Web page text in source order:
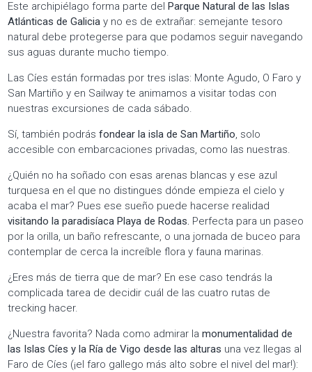
Este archipiélago forma parte delParque Natural de las Islas
Atlánticas de Galicia y no es de extrañar: semejante tesoro
natural debe protegerse para que podamos seguir navegando
sus aguas durante mucho tiempo.
Las Cíes están formadas por tres islas: Monte Agudo, O Faro y
San Martiño y en Sailway te animamos a visitar todas con
nuestras excursiones de cada sábado.
Sí, también podrásfondear la isla de San Martiño, solo
accesible con embarcaciones privadas, como las nuestras.
¿Quién no ha soñado con esas arenas blancas y ese azul
turquesa en el que no distingues dónde empieza el cielo y
acaba el mar? Pues ese sueño puede hacerse realidad
visitando la paradisíaca Playa de Rodas. Perfecta para un paseo
por la orilla, un baño refrescante, o una jornada de buceo para
contemplar de cerca la increíble flora y fauna marinas.
¿Eres más de tierra que de mar? En ese caso tendrás la
complicada tarea de decidir cuál de las cuatro rutas de
trecking hacer.
¿Nuestra favorita? Nada como admirar lamonumentalidad de
las Islas Cíes y la Ría de Vigo desde las alturas una vez llegas al
Faro de Cíes (¡el faro gallego más alto sobre el nivel del mar!):